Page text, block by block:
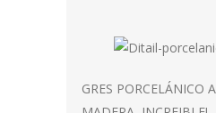
GRES PORCELÁNICO